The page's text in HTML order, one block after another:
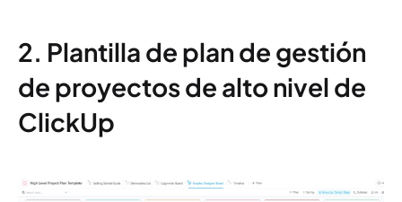
2. Plantilla de plan de gestión
de proyectos de alto nivel de
ClickUp